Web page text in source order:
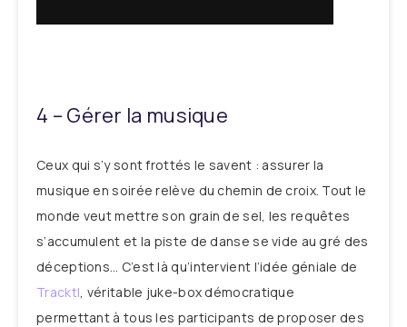
4 – Gérer la musique
Ceux qui s’y sont frottés le savent : assurer la
musique en soirée relève du chemin de croix. Tout le
monde veut mettre son grain de sel, les requêtes
s’accumulent et la piste de danse se vide au gré des
déceptions… C’est là qu’intervient l’idée géniale de
Tracktl, véritable juke-box démocratique
permettant à tous les participants de proposer des